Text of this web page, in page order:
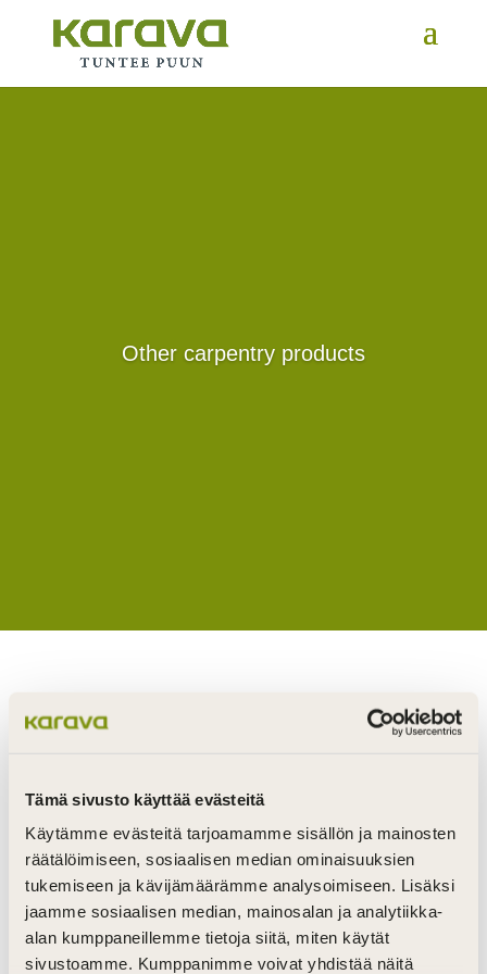
Tämä sivusto käyttää evästeitä
Käytämme evästeitä tarjoamamme sisällön ja mainosten
räätälöimiseen, sosiaalisen median ominaisuuksien
tukemiseen ja kävijämäärämme analysoimiseen. Lisäksi
jaamme sosiaalisen median, mainosalan ja analytiikka-
alan kumppaneillemme tietoja siitä, miten käytät
sivustoamme. Kumppanimme voivat yhdistää näitä
Other carpentry products
Wood lends itself to all kinds of creative and
website, we also manufacture various wood
products tailored to our customers wishes and
dimensions, from coat racks and benches to
countertops and tables.
All our products are characterized by two